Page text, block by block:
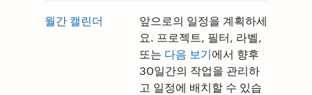
월간 캘린더
앞으로의 일정을 계획하세
요. 프로젝트, 필터, 라벨,
또는 다음 보기에서 향후
30일간의 작업을 관리하
고 일정에 배치할 수 있습